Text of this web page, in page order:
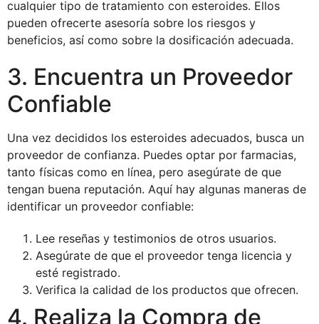
cualquier tipo de tratamiento con esteroides. Ellos
pueden ofrecerte asesoría sobre los riesgos y
beneficios, así como sobre la dosificación adecuada.
3. Encuentra un Proveedor
Confiable
Una vez decididos los esteroides adecuados, busca un
proveedor de confianza. Puedes optar por farmacias,
tanto físicas como en línea, pero asegúrate de que
tengan buena reputación. Aquí hay algunas maneras de
identificar un proveedor confiable:
Lee reseñas y testimonios de otros usuarios.
Asegúrate de que el proveedor tenga licencia y
esté registrado.
Verifica la calidad de los productos que ofrecen.
4. Realiza la Compra de